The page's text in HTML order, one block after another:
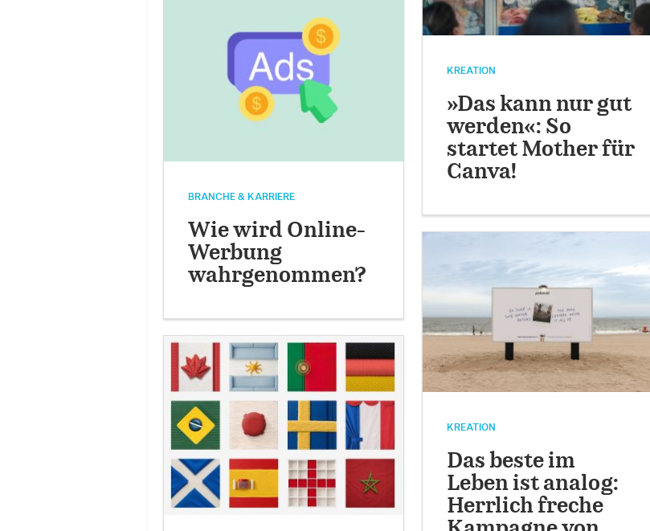
BRANCHE & KARRIERE
Wie wird Online-
Werbung
wahrgenommen?
KREATION
»Das kann nur gut
werden«: So
startet Mother für
Canva!
KREATION
Das beste im
Leben ist analog:
Herrlich freche